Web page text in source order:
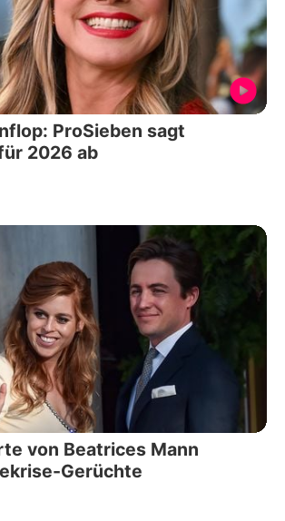
ProSieben sagt
2026 ab
von Beatrices Mann
Gerüchte